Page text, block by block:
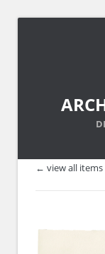
← view all items